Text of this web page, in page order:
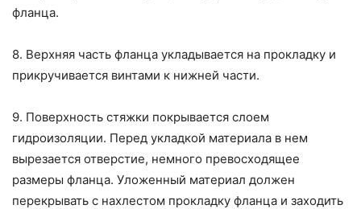
фланца.
8. Верхняя часть фланца укладывается на прокладку и
прикручивается винтами к нижней части.
9. Поверхность стяжки покрывается слоем
гидроизоляции. Перед укладкой материала в нем
вырезается отверстие, немного превосходящее
размеры фланца. Уложенный материал должен
перекрывать с нахлестом прокладку фланца и заходить